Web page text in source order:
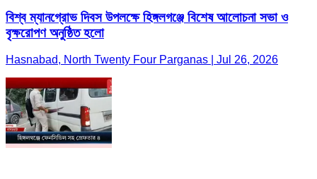
বিশ্ব ম্যানগ্রোভ দিবস উপলক্ষে হিঙ্গলগঞ্জে বিশেষ আলোচনা সভা ও
বৃক্ষরোপণ অনুষ্ঠিত হলো
Hasnabad, North Twenty Four Parganas | Jul 26, 2026